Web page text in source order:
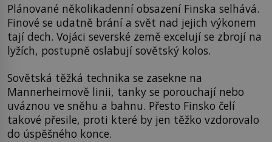
Plánované několikadenní obsazení Finska selhává.
Finové se udatně brání a svět nad jejich výkonem
tají dech. Vojáci severské země excelují se zbrojí na
lyžích, postupně oslabují sovětský kolos.
Sovětská těžká technika se zasekne na
Mannerheimově linii, tanky se porouchají nebo
uváznou ve sněhu a bahnu. Přesto Finsko čelí
takové přesile, proti které by jen těžko vzdorovalo
do úspěšného konce.